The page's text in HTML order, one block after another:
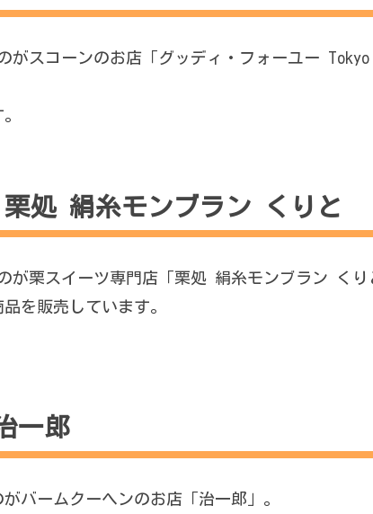
スコーンのお店「グッディ・フォーユー Tokyo
栗処 絹糸モンブラン くりと
が栗スイーツ専門店「栗処 絹糸モンブラン くり
を販売しています。
一郎
バームクーヘンのお店「治一郎」。